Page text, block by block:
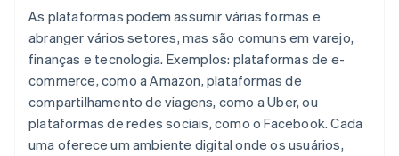
As plataformas podem assumir várias formas e
abranger vários setores, mas são comuns em varejo,
finanças e tecnologia. Exemplos: plataformas de e-
commerce, como a Amazon, plataformas de
compartilhamento de viagens, como a Uber, ou
plataformas de redes sociais, como o Facebook. Cada
uma oferece um ambiente digital onde os usuários,